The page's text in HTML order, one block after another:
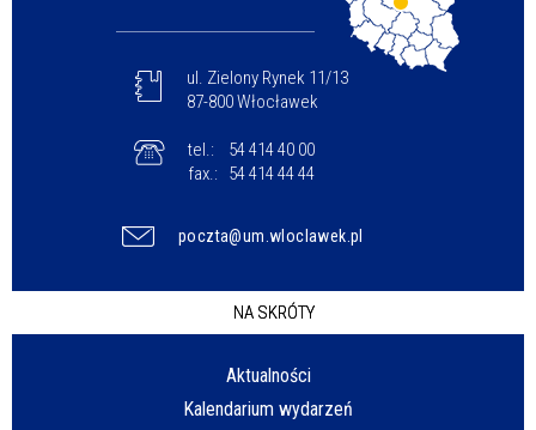
ul. Zielony Rynek 11/13
87-800 Włocławek
tel.:
54 414 40 00
fax.:
54 414 44 44
poczta@um.wloclawek.pl
NA SKRÓTY
Aktualności
Kalendarium wydarzeń